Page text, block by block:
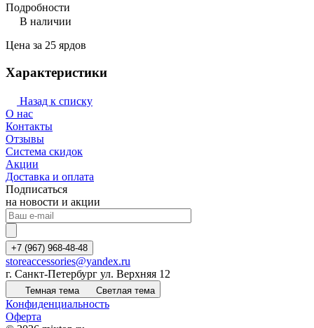
Подробности
В наличии
Цена за 25 ярдов
Характеристики
Назад к списку
О нас
Контакты
Отзывы
Система скидок
Акции
Доставка и оплата
Подписаться
на новости и акции
+7 (967) 968-48-48
storeaccessories@yandex.ru
г. Санкт-Петербург ул. Верхняя 12
Темная тема Светлая тема
Конфиденциальность
Оферта